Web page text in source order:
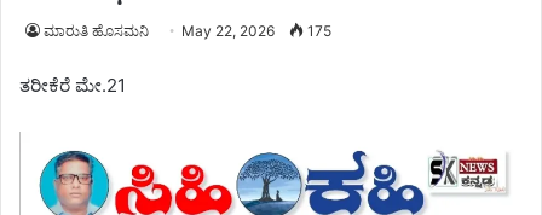
ಮಾರುತಿ ಹೊಸಮನಿ May 22, 2026 175
ತರೀಕೆರೆ ಮೇ.21